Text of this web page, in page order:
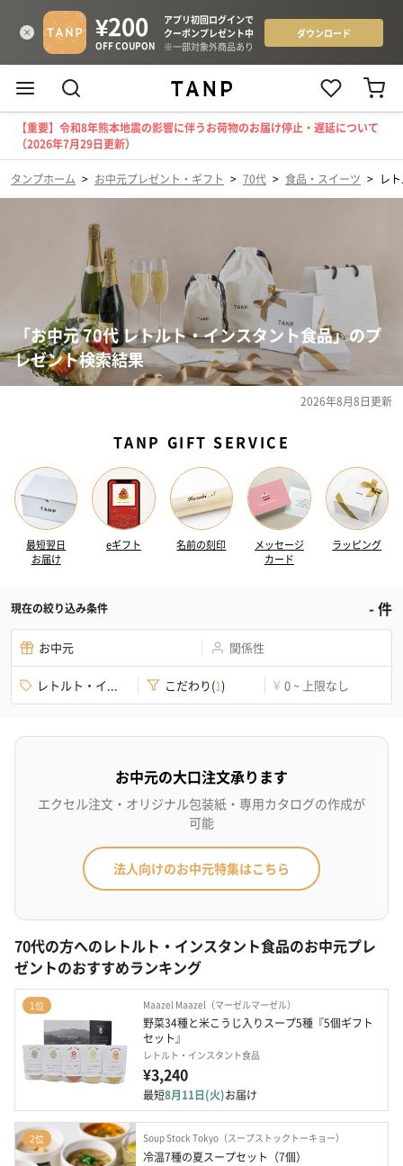
【重要】令和8年熊本地震の影響に伴うお荷物のお届け停止・遅延について
（2026年7月29日更新）
タンプホーム > お中元プレゼント・ギフト > 70代 > 食品・スイーツ > レ
「お中元 70代 レトルト・インスタント食品」のプ
レゼント検索結果
2026年8月8日更新
TANP GIFT SERVICE
最短翌日
お届け
eギフト 名前の刻印
メッセージ
カード
ラッピング
現在の絞り込み条件 -件
お中元 関係性
レトルト・イ... こだわり(1) ¥ 0 ~ 上限なし
お中元の大口注文承ります
エクセル注文・オリジナル包装紙・専用カタログの作成が
可能
法人向けのお中元特集はこちら
70代の方へのレトルト・インスタント食品のお中元プレ
ゼントのおすすめランキング
1位 Maazel Maazel（マーゼルマーゼル）
野菜34種と米こうじ入りスープ5種『5個ギフト
セット』
レトルト・インスタント食品
¥3,240
最短8月11日(火)お届け
2位 Soup Stock Tokyo（スープストックトーキョー）
冷温7種の夏スープセット（7個）